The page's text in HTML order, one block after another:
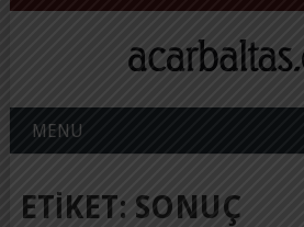
MENU
ETIKET: SONUÇ